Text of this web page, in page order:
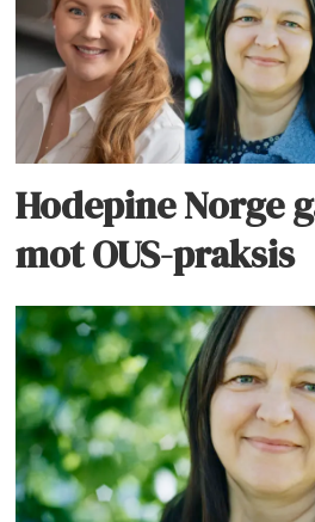
Hodepine Norge
mot OUS-praksis